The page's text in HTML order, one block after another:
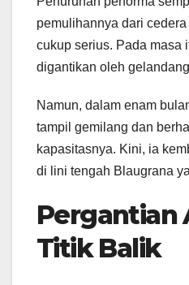
pemulihannya dari
cukup serius. Pada masa
digantikan oleh
Namun, dalam enam
tampil gemilang dan
kapasitasnya. Kini, ia
di lini tengah Blaugrana
Pergantian
Titik Balik